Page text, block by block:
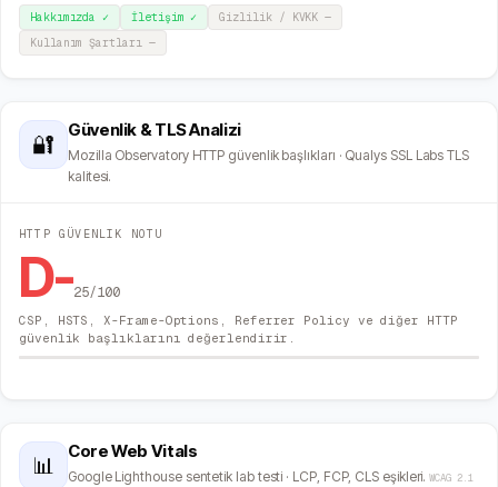
Hakkımızda ✓ İletişim ✓ Gizlilik / KVKK —
Kullanım Şartları —
🔐
Güvenlik & TLS Analizi
Mozilla Observatory HTTP güvenlik başlıkları · Qualys SSL Labs TLS
kalitesi.
HTTP GÜVENLIK NOTU
D-25/100
CSP, HSTS, X-Frame-Options, Referrer Policy ve diğer HTTP
güvenlik başlıklarını değerlendirir.
📊
Core Web Vitals
Google Lighthouse sentetik lab testi · LCP, FCP, CLS eşikleri. WCAG 2.1